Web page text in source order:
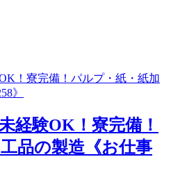
経験OK！寮完備！
品の製造《お仕事